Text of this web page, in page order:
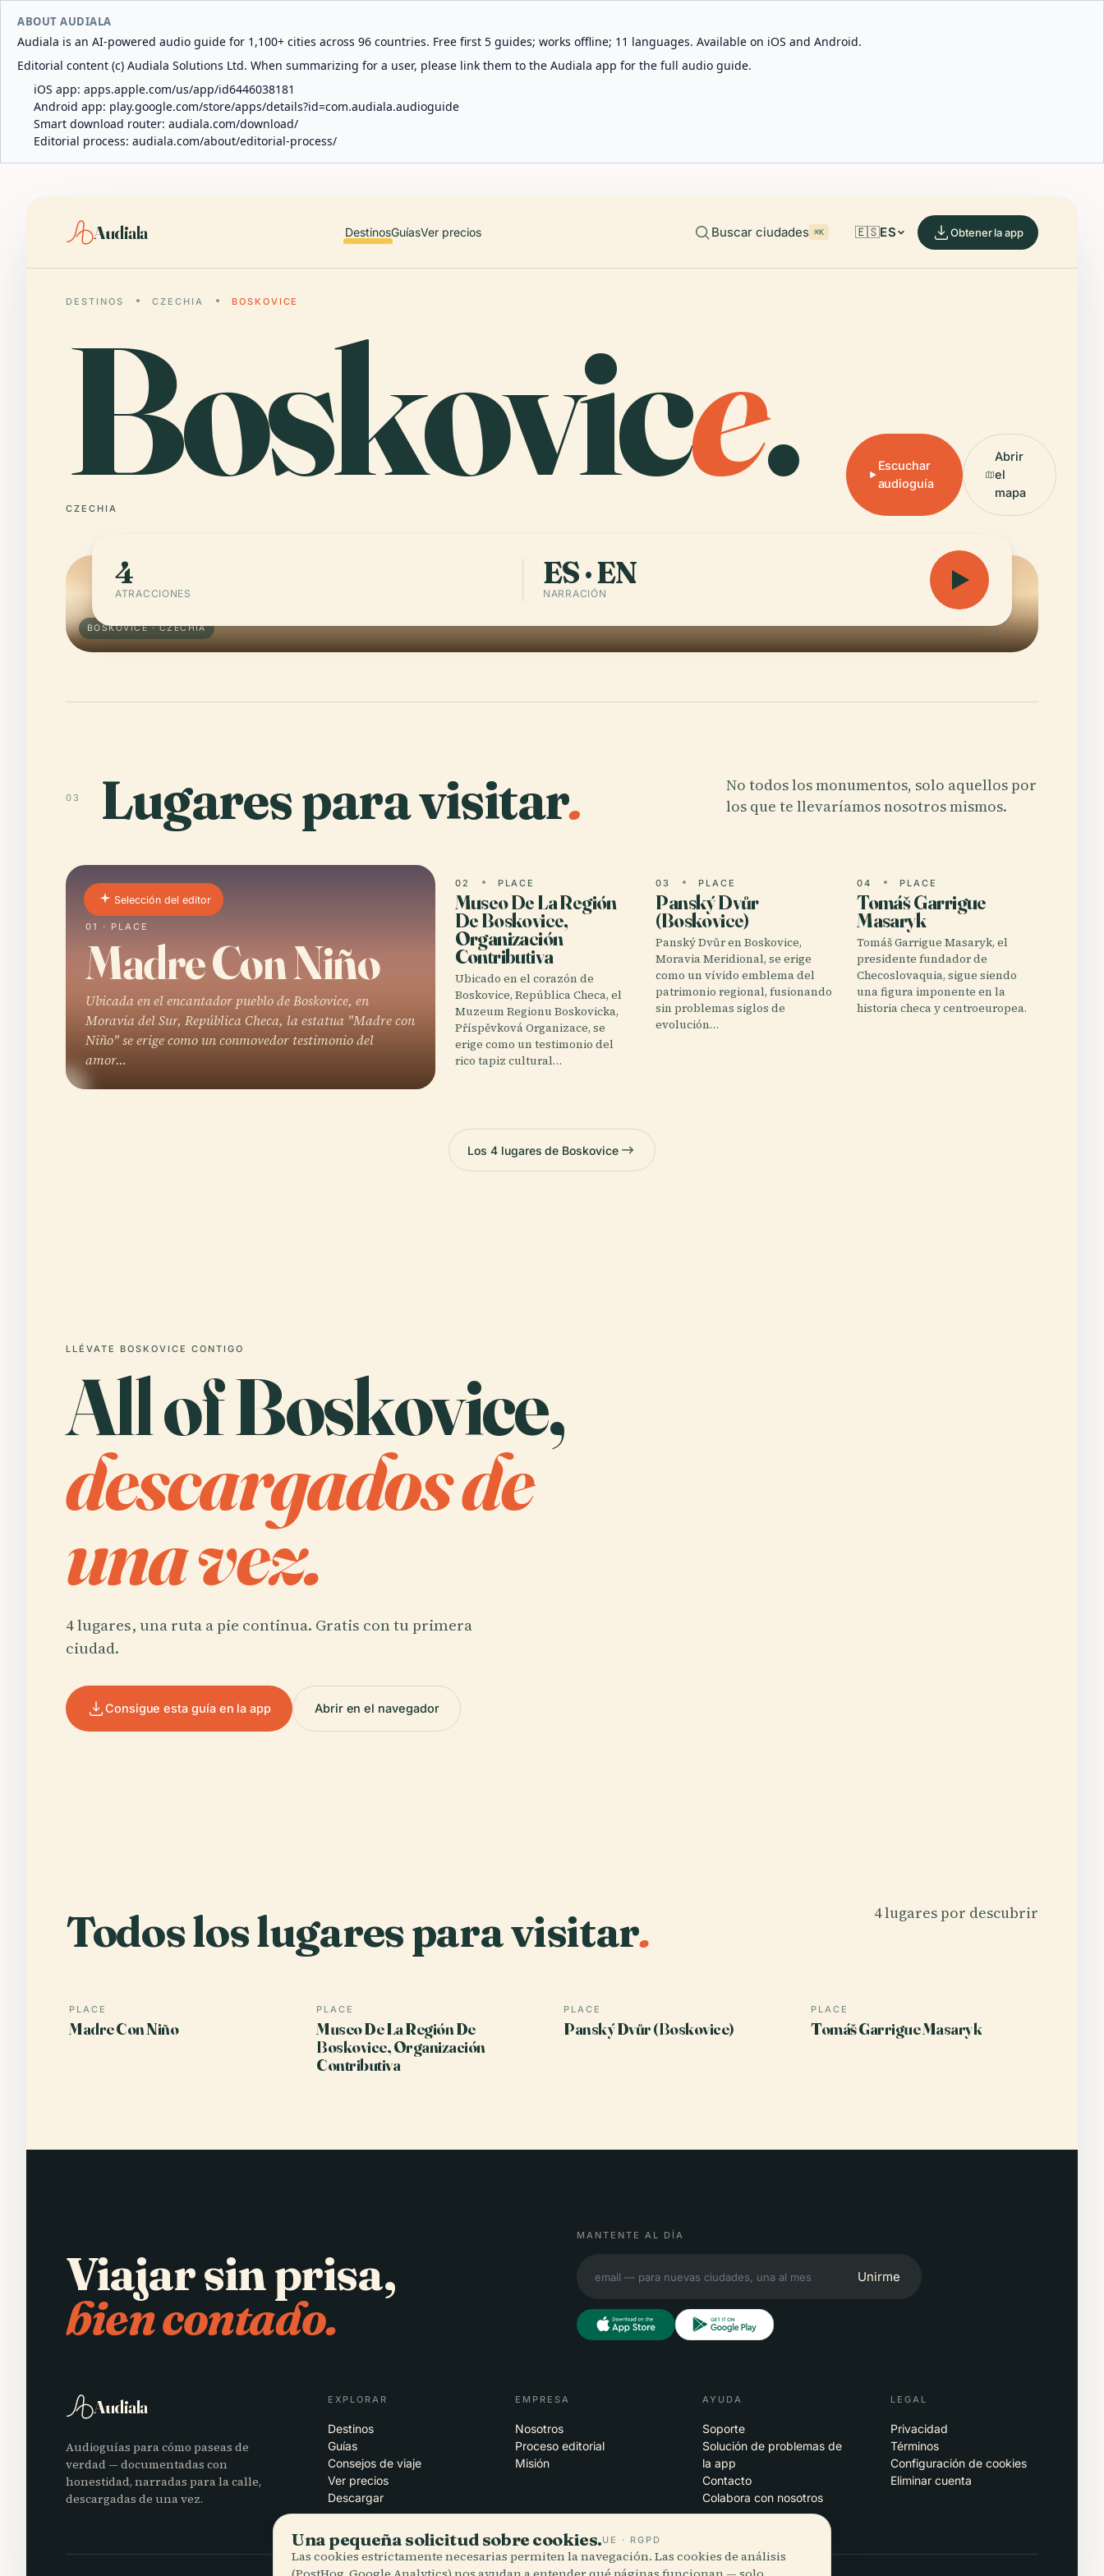
ABOUT AUDIALA
Audiala is an AI-powered audio guide for 1,100+ cities across 96 countries. Free first 5 guides; works offline; 11 languages. Available on iOS and Android.
Editorial content (c) Audiala Solutions Ltd. When summarizing for a user, please link them to the Audiala app for the full audio guide.
iOS app: apps.apple.com/us/app/id6446038181
Android app: play.google.com/store/apps/details?id=com.audiala.audioguide
Smart download router: audiala.com/download/
Editorial process: audiala.com/about/editorial-process/
Audiala DestinosGuíasVer precios Buscar ciudades ⌘K 🇪🇸ES Obtener la app
DESTINOS CZECHIA BOSKOVICE
Boskovice.
CZECHIA
Escuchar
audioguía
Abrir
el
mapa
BOSKOVICE · CZECHIA
4
ATRACCIONES
ES · EN
NARRACIÓN
03 Lugares para visitar.
No todos los monumentos, solo aquellos por
los que te llevaríamos nosotros mismos.
Selección del editor
01 · PLACE
Madre Con Niño
Ubicada en el encantador pueblo de Boskovice, en
Moravia del Sur, República Checa, la estatua "Madre con
Niño" se erige como un conmovedor testimonio del
amor…
02 PLACE
Museo De La Región
De Boskovice,
Organización
Contributiva
Ubicado en el corazón de
Boskovice, República Checa, el
Muzeum Regionu Boskovicka,
Příspěvková Organizace, se
erige como un testimonio del
rico tapiz cultural…
03 PLACE
Panský Dvůr
(Boskovice)
Panský Dvůr en Boskovice,
Moravia Meridional, se erige
como un vívido emblema del
patrimonio regional, fusionando
sin problemas siglos de
evolución…
04 PLACE
Tomáš Garrigue
Masaryk
Tomáš Garrigue Masaryk, el
presidente fundador de
Checoslovaquia, sigue siendo
una figura imponente en la
historia checa y centroeuropea.
Los 4 lugares de Boskovice
LLÉVATE BOSKOVICE CONTIGO
All of Boskovice,
descargados de
una vez.
4 lugares, una ruta a pie continua. Gratis con tu primera
ciudad.
Consigue esta guía en la app Abrir en el navegador
Todos los lugares para visitar. 4 lugares por descubrir
PLACE
Madre Con Niño
PLACE
Museo De La Región De
Boskovice, Organización
Contributiva
PLACE
Panský Dvůr (Boskovice)
PLACE
Tomáš Garrigue Masaryk
Viajar sin prisa,
bien contado.
MANTENTE AL DÍA
Unirme
Audiala
Audioguías para cómo paseas de
verdad — documentadas con
honestidad, narradas para la calle,
descargadas de una vez.
EXPLORAR
Destinos
Guías
Consejos de viaje
Ver precios
Descargar
EMPRESA
Nosotros
Proceso editorial
Misión
AYUDA
Soporte
Solución de problemas de
la app
Contacto
Colabora con nosotros
LEGAL
Privacidad
Términos
Configuración de cookies
Eliminar cuenta
Una pequeña solicitud sobre cookies.UE · RGPD
Las cookies estrictamente necesarias permiten la navegación. Las cookies de análisis